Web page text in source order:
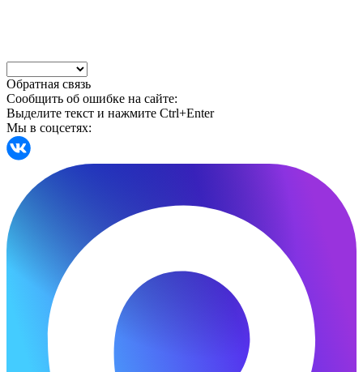
Обратная связь
Сообщить об ошибке на сайте:
Выделите текст и нажмите Ctrl+Enter
Мы в соцсетях: